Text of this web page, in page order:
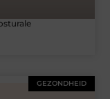
GEZONDHEID